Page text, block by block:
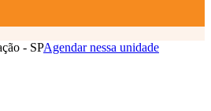
- SPAgendar nessa unidade